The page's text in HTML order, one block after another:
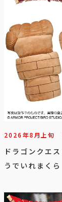
2026年8月上旬
ドラゴンクエ
うでいれまくら